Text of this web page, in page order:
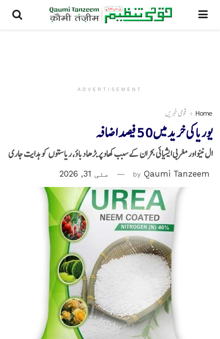
ADVERTISEMENT
Home قومی خبریں
یوریا کی خرید میں 50 فیصد اضافہ
ال نینو اور مغربی ایشیائی بحران کے سبب کھاد پر بڑھا دباؤ، ریاستوں کو ہدایت جاری
by Qaumi Tanzeem مئی 31, 2026